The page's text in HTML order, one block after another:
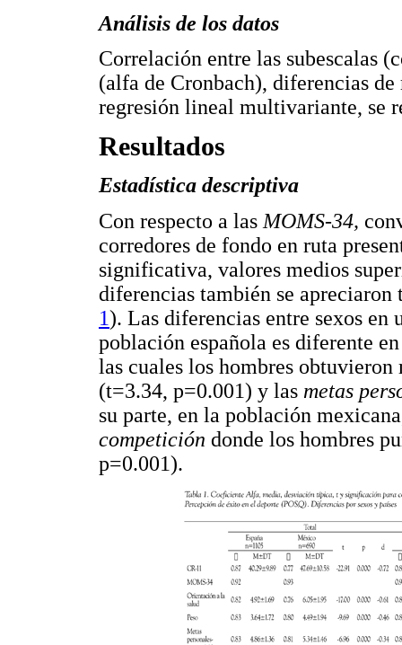
Análisis de los datos
Correlación entre las subescalas
(alfa de Cronbach), diferencias
regresión lineal multivariante, se
Resultados
Estadística descriptiva
Con respecto a las MOMS-34,
corredores de fondo en ruta
significativa, valores medios
diferencias también se apreciaron
1). Las diferencias entre sexos
población española es diferente
las cuales los hombres
(t=3.34, p=0.001) y las metas
su parte, en la población
competición donde los hombres
p=0.001).